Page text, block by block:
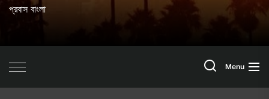
প্রবাস বাংলা
SearchMenu